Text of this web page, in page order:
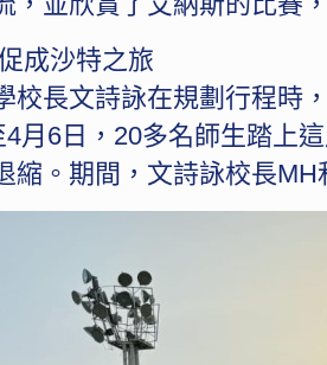
成沙特之旅
校長文詩詠在規劃行程時
月6日，20多名師生踏上
縮。期間，文詩詠校長